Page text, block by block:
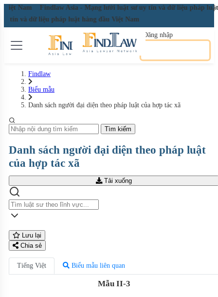
Việt Nam
Findlaw Asia - Mạng lưới luật sư uy tín và dữ liệu pháp
tín và dữ liệu pháp luật hàng đầu Việt Nam
Đăng nhập
Findlaw
Biểu mẫu
Danh sách người đại diện theo pháp luật của hợp tác xã
Tìm kiếm
Danh sách người đại diện theo pháp luật
của hợp tác xã
Tải xuống
Lưu lại
Chia sẻ
Tiếng Việt Biểu mẫu liên quan
Mẫu II-3